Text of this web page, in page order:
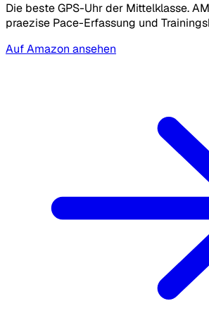
Die beste GPS-Uhr der Mittelklasse.
praezise Pace-Erfassung und
Auf Amazon ansehen